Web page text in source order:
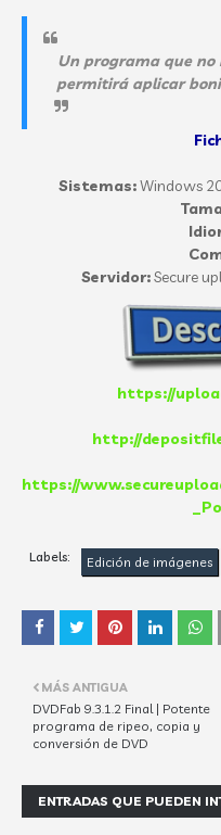
Un programa que
permitirá aplicar
Sistemas:Windows
Servidor:Secure
https://
http://
https://
Labels: Edición de imágenes
MÁS ANTIGUA
DVDFab 9.3.1.2 Final | Potente
programa de ripeo, copia y
conversión de DVD
ENTRADAS QUE PUEDEN